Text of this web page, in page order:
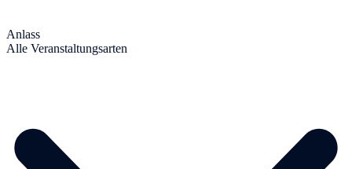
Anlass
Alle Veranstaltungsarten